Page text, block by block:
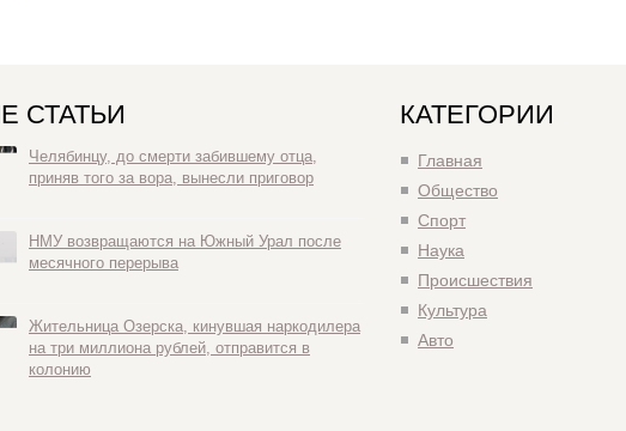
СТАТЬИ
Челябинцу, до смерти забившему отца,
приняв того за вора, вынесли приговор
НМУ возвращаются на Южный Урал после
месячного перерыва
Жительница Озерска, кинувшая наркодилера
на три миллиона рублей, отправится в
колонию
КАТЕГОРИИ
Главная
Общество
Спорт
Наука
Происшествия
Культура
Авто